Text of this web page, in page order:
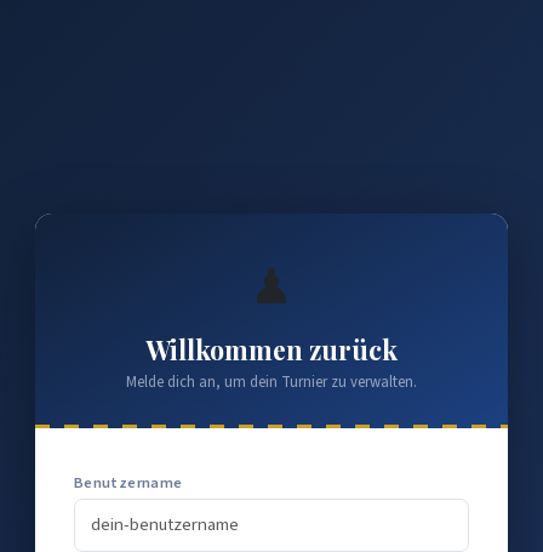
♟
Willkommen zurück
Melde dich an, um dein Turnier zu verwalten.
Benutzername